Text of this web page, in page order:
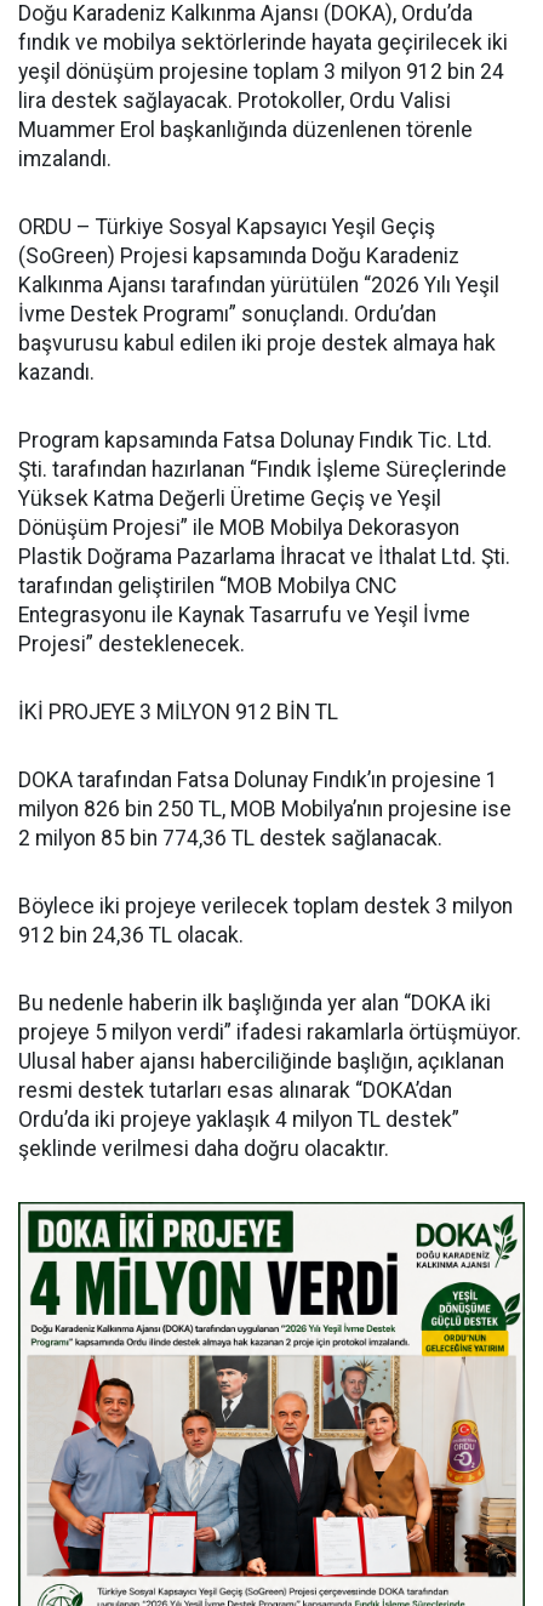
Doğu Karadeniz Kalkınma Ajansı (DOKA), Ordu’da
fındık ve mobilya sektörlerinde hayata geçirilecek iki
yeşil dönüşüm projesine toplam 3 milyon 912 bin 24
lira destek sağlayacak. Protokoller, Ordu Valisi
Muammer Erol başkanlığında düzenlenen törenle
imzalandı.
ORDU – Türkiye Sosyal Kapsayıcı Yeşil Geçiş
(SoGreen) Projesi kapsamında Doğu Karadeniz
Kalkınma Ajansı tarafından yürütülen “2026 Yılı Yeşil
İvme Destek Programı” sonuçlandı. Ordu’dan
başvurusu kabul edilen iki proje destek almaya hak
kazandı.
Program kapsamında Fatsa Dolunay Fındık Tic. Ltd.
Şti. tarafından hazırlanan “Fındık İşleme Süreçlerinde
Yüksek Katma Değerli Üretime Geçiş ve Yeşil
Dönüşüm Projesi” ile MOB Mobilya Dekorasyon
Plastik Doğrama Pazarlama İhracat ve İthalat Ltd. Şti.
tarafından geliştirilen “MOB Mobilya CNC
Entegrasyonu ile Kaynak Tasarrufu ve Yeşil İvme
Projesi” desteklenecek.
İKİ PROJEYE 3 MİLYON 912 BİN TL
DOKA tarafından Fatsa Dolunay Fındık’ın projesine 1
milyon 826 bin 250 TL, MOB Mobilya’nın projesine ise
2 milyon 85 bin 774,36 TL destek sağlanacak.
Böylece iki projeye verilecek toplam destek 3 milyon
912 bin 24,36 TL olacak.
Bu nedenle haberin ilk başlığında yer alan “DOKA iki
projeye 5 milyon verdi” ifadesi rakamlarla örtüşmüyor.
Ulusal haber ajansı haberciliğinde başlığın, açıklanan
resmi destek tutarları esas alınarak “DOKA’dan
Ordu’da iki projeye yaklaşık 4 milyon TL destek”
şeklinde verilmesi daha doğru olacaktır.